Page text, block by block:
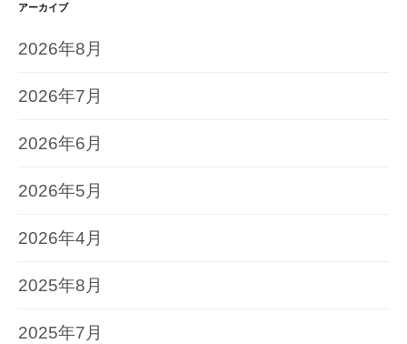
アーカイブ
2026年8月
2026年7月
2026年6月
2026年5月
2026年4月
2025年8月
2025年7月